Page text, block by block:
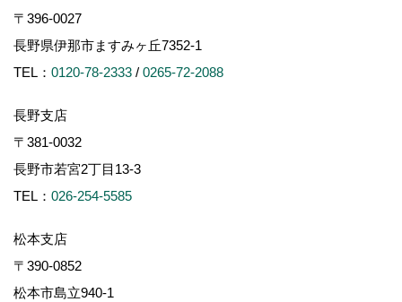
〒396-0027
長野県伊那市ますみヶ丘7352-1
TEL： 0120-78-2333 / 0265-72-2088
長野支店
〒381-0032
長野市若宮2丁目13-3
TEL： 026-254-5585
松本支店
〒390-0852
松本市島立940-1